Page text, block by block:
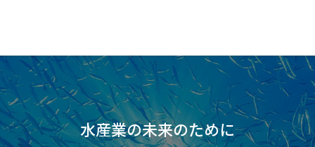
水産業の未来のために